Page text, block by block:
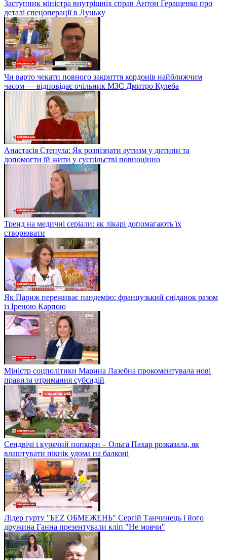
Заступник міністра внутрішніх справ Антон Геращенко про
деталі спецоперації в Луцьку
Чи варто чекати повного закриття кордонів найближчим
часом — відповідає очільник МЗС Дмитро Кулеба
Анастасія Степула: Як розпізнати аутизм у дитини та
допомогти їй жити у суспільстві повноцінно
Тренд на медичні серіали: як лікарі допомагають їх
створювати
Як Париж переживає пандемію: французький сніданок разом
із Іреною Карпою
Міністр соцполітики Марина Лазебна прокоментувала нові
правила отримання субсидій
Сендвічі і курячий попкорн – Ольга Пахар розказала, як
влаштувати пікнік удома на балконі
Лідер гурту "БЕZ ОБМЕЖЕНЬ" Сергій Танчинець і його
дружина Ганна презентували кліп "Не мовчи"